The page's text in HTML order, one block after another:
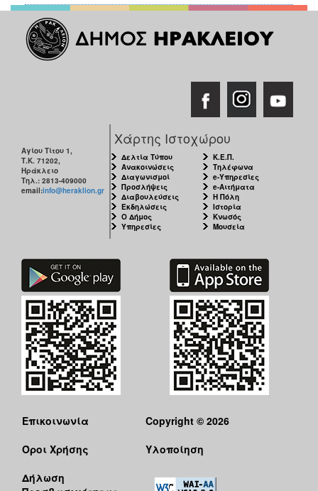
Αγίου Τίτου 1,
Τ.Κ. 71202,
Ηράκλειο
Τηλ.: 2813-409000
email:info@heraklion.gr
Χάρτης Ιστοχώρου
Δελτία Τύπου
Ανακοινώσεις
Διαγωνισμοί
Προσλήψεις
Διαβουλεύσεις
Εκδηλώσεις
Ο Δήμος
Υπηρεσίες
Κ.Ε.Π.
Τηλέφωνα
e-Υπηρεσίες
e-Αιτήματα
Η Πόλη
Ιστορία
Κνωσός
Μουσεία
Επικοινωνία
Όροι Χρήσης
Δήλωση
Copyright © 2026
Υλοποίηση